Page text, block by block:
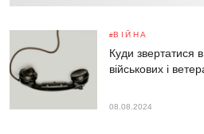
ВІЙНА
Куди звертатися
військових і
08.08.2024